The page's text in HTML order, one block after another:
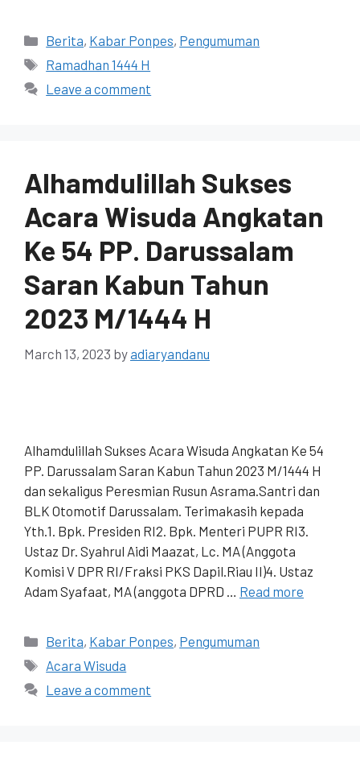
Berita, Kabar Ponpes, Pengumuman
Ramadhan 1444 H
Leave a comment
Alhamdulillah Sukses
Acara Wisuda Angkatan
Ke 54 PP. Darussalam
Saran Kabun Tahun
2023 M/1444 H
March 13, 2023 byadiaryandanu
Alhamdulillah Sukses Acara Wisuda Angkatan Ke 54
PP. Darussalam Saran Kabun Tahun 2023 M/1444 H
dan sekaligus Peresmian Rusun Asrama.Santri dan
BLK Otomotif Darussalam. Terimakasih kepada
Yth.1. Bpk. Presiden RI2. Bpk. Menteri PUPR RI3.
Ustaz Dr. Syahrul Aidi Maazat, Lc. MA (Anggota
Komisi V DPR RI/Fraksi PKS Dapil.Riau II)4. Ustaz
Adam Syafaat, MA (anggota DPRD … Read more
Berita, Kabar Ponpes, Pengumuman
Acara Wisuda
Leave a comment